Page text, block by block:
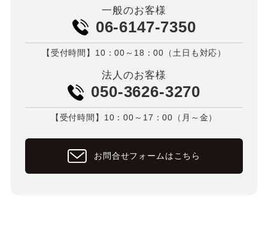
一般のお客様
06-6147-7350
【受付時間】10：00～18：00（土日も対応）
法人のお客様
050-3626-3270
【受付時間】10：00～17：00（月～金）
お問合せフォームはこちら